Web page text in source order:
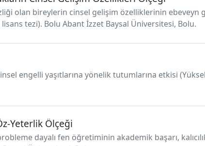
olan bireylerin cinsel gelişim özelliklerinin
tezi). Bolu Abant İzzet Baysal Üniversitesi, Bolu.
engelli yaşıtlarına yönelik tutumlarına etkisi
Yeterlik Ölçeği
dayalı fen öğretiminin akademik başarı,